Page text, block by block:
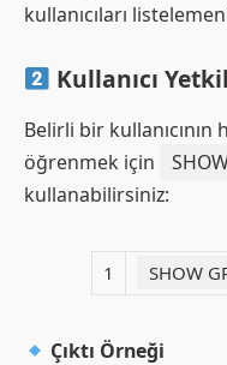
kullanıcıları
Kullanıcı
Belirli bir
öğrenmek için
kullanabilirsiniz:
1 SHOW
Çıktı Örneği